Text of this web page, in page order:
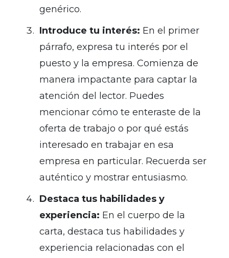
genérico.
Introduce tu interés: En el primer
párrafo, expresa tu interés por el
puesto y la empresa. Comienza de
manera impactante para captar la
atención del lector. Puedes
mencionar cómo te enteraste de la
oferta de trabajo o por qué estás
interesado en trabajar en esa
empresa en particular. Recuerda ser
auténtico y mostrar entusiasmo.
Destaca tus habilidades y
experiencia: En el cuerpo de la
carta, destaca tus habilidades y
experiencia relacionadas con el